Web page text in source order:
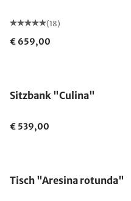
(18)
€ 659,00
Sitzbank "Culina"
€ 539,00
Tisch "Aresina rotunda"